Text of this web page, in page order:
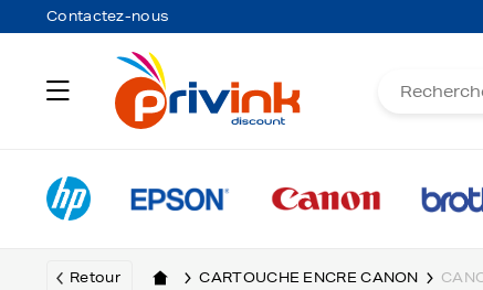
Contactez-nous
Retour CARTOUCHE ENCRE CANON